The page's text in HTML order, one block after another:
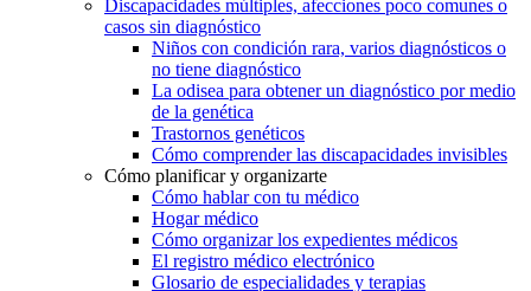
Discapacidades múltiples, afecciones poco comunes o
casos sin diagnóstico
Niños con condición rara, varios diagnósticos o
no tiene diagnóstico
La odisea para obtener un diagnóstico por medio
de la genética
Trastornos genéticos
Cómo comprender las discapacidades invisibles
Cómo planificar y organizarte
Cómo hablar con tu médico
Hogar médico
Cómo organizar los expedientes médicos
El registro médico electrónico
Glosario de especialidades y terapias